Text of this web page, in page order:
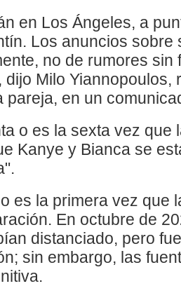
en Los Ángeles, a
Los anuncios
no de rumores sin
Milo Yiannopoulos,
pareja, en un
o es la sexta vez que
Kanye y Bianca se
es la primera vez que
En octubre de
distanciado, pero
sin embargo, las